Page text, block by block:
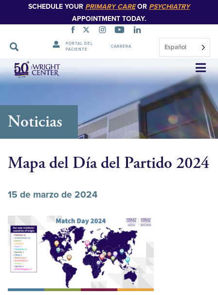
SCHEDULE YOUR PRIMARY CAREOR PSYCHIATRY
APPOINTMENT TODAY.
PORTAL DEL
PACIENTE
CARRERA Español
Saltar
navegación
Noticias
Mapa del Día del Partido 2024
15 de marzo de 2024